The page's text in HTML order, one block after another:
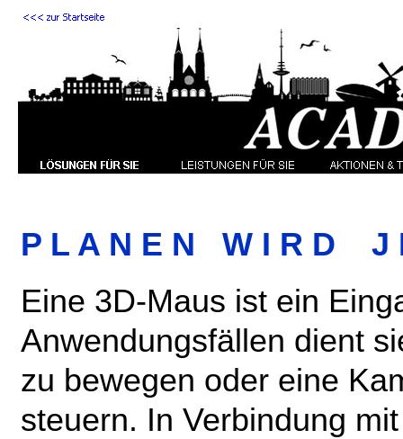
P L A N E N W I R D J
Eine 3D-Maus ist ein
Anwendungsfällen dient
zu bewegen oder eine
steuern. In Verbindung